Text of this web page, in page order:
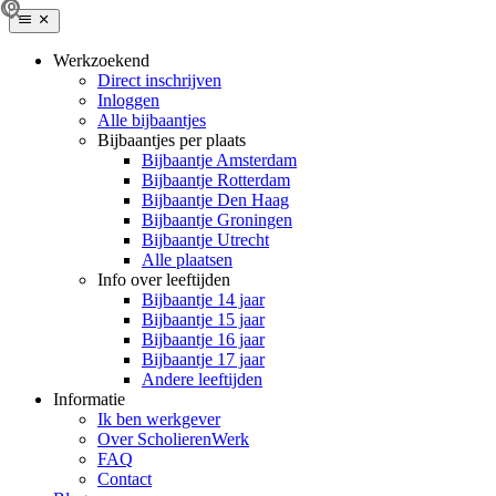
Werkzoekend
Direct inschrijven
Inloggen
Alle bijbaantjes
Bijbaantjes per plaats
Bijbaantje Amsterdam
Bijbaantje Rotterdam
Bijbaantje Den Haag
Bijbaantje Groningen
Bijbaantje Utrecht
Alle plaatsen
Info over leeftijden
Bijbaantje 14 jaar
Bijbaantje 15 jaar
Bijbaantje 16 jaar
Bijbaantje 17 jaar
Andere leeftijden
Informatie
Ik ben werkgever
Over ScholierenWerk
FAQ
Contact